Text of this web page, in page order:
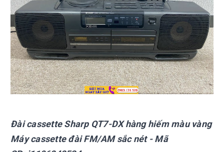
Đài cassette Sharp QT7-DX hàng hiếm màu vàng
Máy cassette đài FM/AM sắc nét- Mã